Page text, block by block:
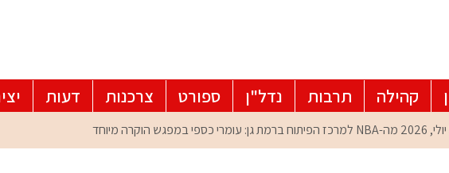
קהילה תרבות נדל"ן ספורט צרכנות דעות
מה-NBA למרכז הפיתוח ברמת גן: עומרי כספי במפגש הוקרה מיוחד